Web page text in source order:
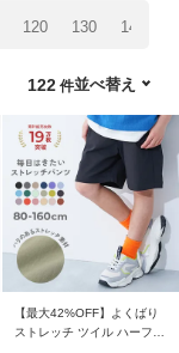
120 130 140
並べ替え
122
【最大42%OFF】よくばり
ストレッチ ツイル ハーフパ